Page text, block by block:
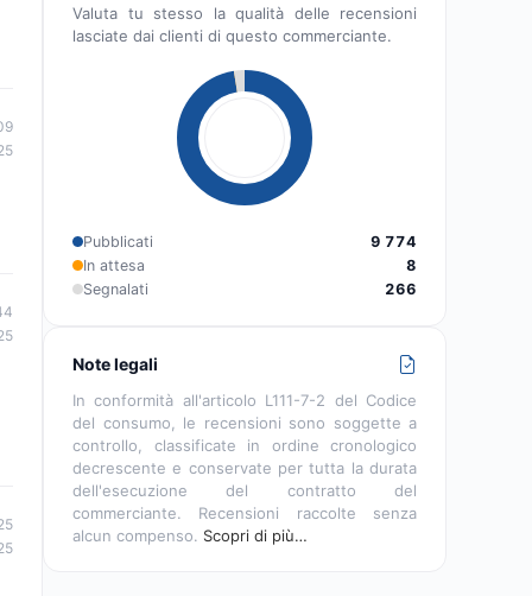
Valuta tu stesso la qualità delle recensioni
lasciate dai clienti di questo commerciante.
Pubblicati
9 774
In attesa
8
Segnalati
266
Note legali
In conformità all'articolo L111-7-2 del Codice
del consumo, le recensioni sono soggette a
controllo, classificate in ordine cronologico
decrescente e conservate per tutta la durata
dell'esecuzione del contratto del
commerciante. Recensioni raccolte senza
alcun compenso. Scopri di più…